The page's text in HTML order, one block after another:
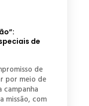
de
de
por meio de
missão, com